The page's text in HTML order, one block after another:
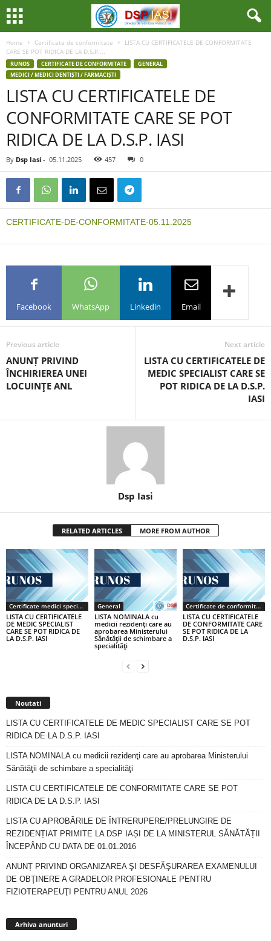
Home Certificate de conformitate
LISTA CU CERTIFICATELE DE CONFORMITATE
CARE SE POT RIDICA DE LA D.S.P....
RUNOS CERTIFICATE DE CONFORMITATE
GENERAL
MEDICI / MEDICI DENTIȘTI / FARMACIȘTI
LISTA CU CERTIFICATELE DE
CONFORMITATE CARE SE POT
RIDICA DE LA D.S.P. IASI
By Dsp Iasi - 05.11.2025 457 0
CERTIFICATE-DE-CONFORMITATE-05.11.2025
Facebook WhatsApp Linkedin Email
Previous article
ANUNȚ PRIVIND
ÎNCHIRIEREA UNEI
LOCUINŢE ANL
Next article
LISTA CU CERTIFICATELE DE
MEDIC SPECIALIST CARE SE
POT RIDICA DE LA D.S.P.
IASI
Dsp Iasi
RELATED ARTICLES MORE FROM AUTHOR
Certificate medici specialiști / primari
LISTA CU CERTIFICATELE
DE MEDIC SPECIALIST
CARE SE POT RIDICA DE
LA D.S.P. IASI
General
LISTA NOMINALA cu
medicii rezidenţi care au
aprobarea Ministerului
Sănătăţii de schimbare a
specialităţi
Certificate de conformitate
LISTA CU CERTIFICATELE
DE CONFORMITATE CARE
SE POT RIDICA DE LA
D.S.P. IASI
Noutati
LISTA CU CERTIFICATELE DE MEDIC SPECIALIST CARE SE POT
RIDICA DE LA D.S.P. IASI
LISTA NOMINALA cu medicii rezidenţi care au aprobarea Ministerului
Sănătăţii de schimbare a specialităţi
LISTA CU CERTIFICATELE DE CONFORMITATE CARE SE POT
RIDICA DE LA D.S.P. IASI
LISTA CU APROBĂRILE DE ÎNTRERUPERE/PRELUNGIRE DE
REZIDENȚIAT PRIMITE LA DSP IAȘI DE LA MINISTERUL SĂNĂTĂȚII
ÎNCEPÂND CU DATA DE 01.01.2016
ANUNȚ PRIVIND ORGANIZAREA ŞI DESFĂŞURAREA EXAMENULUI
DE OBŢINERE A GRADELOR PROFESIONALE PENTRU
FIZIOTERAPEUŢI PENTRU ANUL 2026
Arhiva anunturi